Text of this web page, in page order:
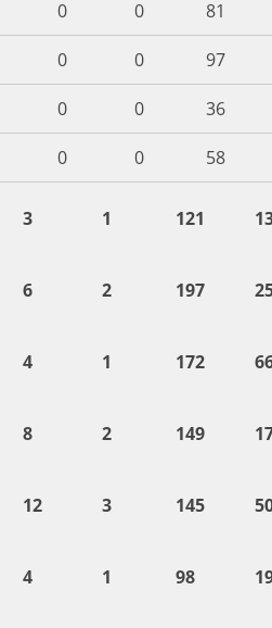
0 0
81
0 0
97
0 0
36
0 0 58
3 1 121
6 2 197
4 1 172
8 2 149
12 3 145
4 1 98